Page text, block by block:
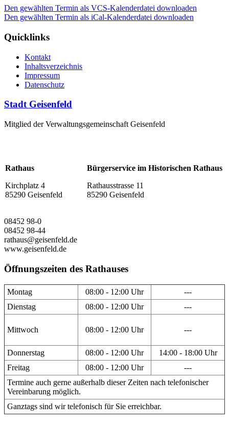
Den gewählten Termin als VCS-Kalenderdatei downloaden
Den gewählten Termin als iCal-Kalenderdatei downloaden
Quicklinks
Kontakt
Inhaltsverzeichnis
Impressum
Datenschutz
Stadt Geisenfeld
Mitglied der Verwaltungsgemeinschaft Geisenfeld
Rathaus
Kirchplatz 4
85290 Geisenfeld
Bürgerservice im Historischen Rathaus
Rathausstrasse 11
85290 Geisenfeld
08452 98-0
08452 98-44
rathaus@geisenfeld.de
www.geisenfeld.de
Öffnungszeiten des Rathauses
Montag 08:00 - 12:00 Uhr
---
Dienstag
08:00 - 12:00 Uhr ---
Mittwoch 08:00 - 12:00 Uhr ---
Donnerstag 08:00 - 12:00 Uhr
14:00 - 18:00 Uhr
Freitag
08:00 - 12:00 Uhr
---
Termine auch gerne außerhalb dieser Zeiten nach telefonischer
Vereinbarung möglich.
Ganztags sind wir telefonisch für Sie erreichbar.